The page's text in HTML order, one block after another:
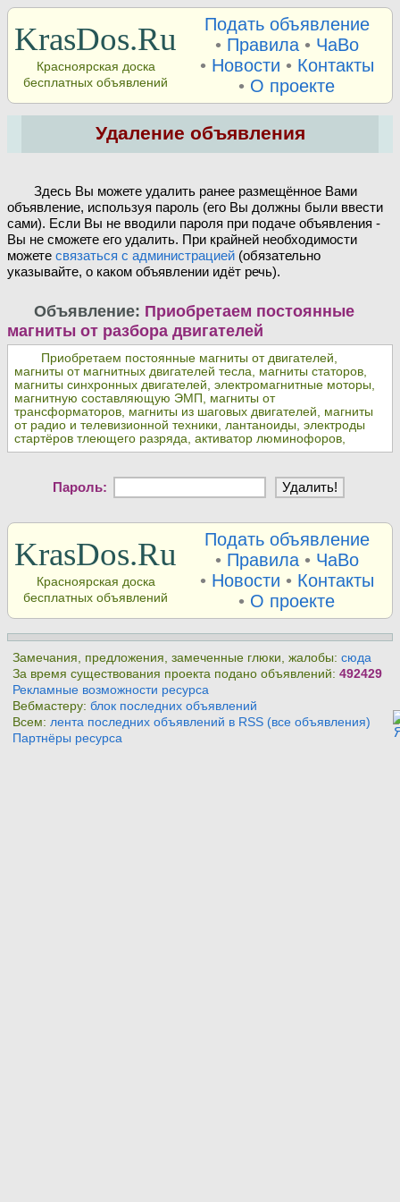
KrasDos.Ru
Красноярская доска
бесплатных объявлений
Подать объявление
• Правила• ЧаВо
• Новости • Контакты
• О проекте
Удаление объявления
Здесь Вы можете удалить ранее размещённое Вами
объявление, используя пароль (его Вы должны были ввести
сами). Если Вы не вводили пароля при подаче объявления -
Вы не сможете его удалить. При крайней необходимости
можете связаться с администрацией(обязательно
указывайте, о каком объявлении идёт речь).
Объявление: Приобретаем постоянные
магниты от разбора двигателей
Приобретаем постоянные магниты от двигателей,
магниты от магнитных двигателей тесла, магниты статоров,
магниты синхронных двигателей, электромагнитные моторы,
магнитную составляющую ЭМП, магниты от
трансформаторов, магниты из шаговых двигателей, магниты
от радио и телевизионной техники, лантаноиды, электроды
стартёров тлеющего разряда, активатор люминофоров,
Пароль:
KrasDos.Ru
Красноярская доска
бесплатных объявлений
Подать объявление
• Правила• ЧаВо
• Новости • Контакты
• О проекте
Замечания, предложения, замеченные глюки, жалобы:сюда
За время существования проекта подано объявлений:492429
Рекламные возможности ресурса
Вебмастеру:блок последних объявлений
Всем:лента последних объявлений в RSS (все объявления)
Партнёры ресурса